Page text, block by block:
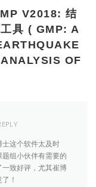
V2018: 结
具 ( GMP: A
OF
这个软件太及时
组小伙伴有需要的
致好评，尤其崔博
！